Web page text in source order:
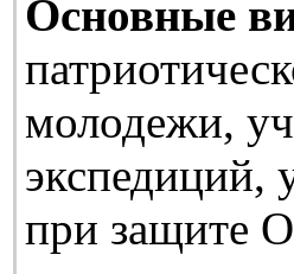
Основные
молодежи,
экспедиций,
при защите